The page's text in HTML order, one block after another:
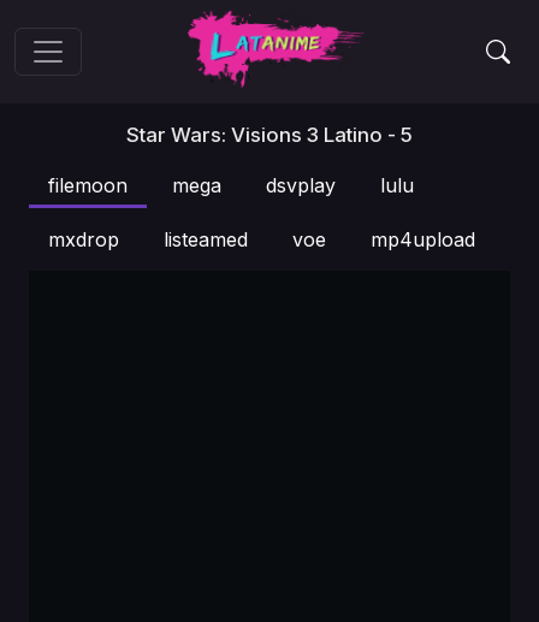
Star Wars: Visions 3 Latino - 5
filemoon mega dsvplay lulu
mxdrop listeamed voe mp4upload